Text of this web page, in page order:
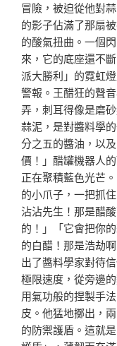
冒險，被迫從他對
的影子佔滿了那扇
的酸氣扭曲。一個
來，它的底座還不
派大勝利」的霓虹
警報。王醋狂的聲
弄，刺耳得像是磨
蒜泥，是對醬料學
分之五的醬油，以
價！」醋罐機器人
正在聚積藍色光芒
的小爪子，一把抓
沾沾先生！那是醋
的！」「它會把你
的白醋！那是浩劫
出了醬料學家對待
極限速度，從旁邊
用氣功般的捏製手
皮。他猛地擲出，
的防禦護盾。這就